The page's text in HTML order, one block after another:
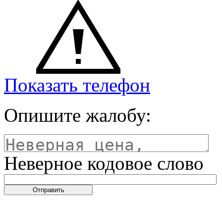
Показать телефон
Опишите жалобу:
Неверное кодовое слово